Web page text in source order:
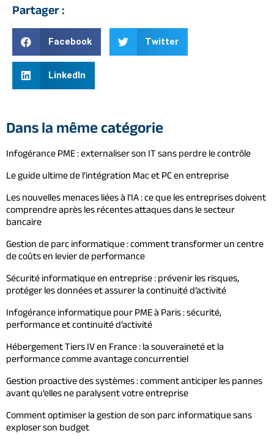
Partager :
Facebook Twitter
LinkedIn
Dans la même catégorie
Infogérance PME : externaliser son IT sans perdre le contrôle
Le guide ultime de l’intégration Mac et PC en entreprise
Les nouvelles menaces liées à l’IA : ce que les entreprises doivent
comprendre après les récentes attaques dans le secteur
bancaire
Gestion de parc informatique : comment transformer un centre
de coûts en levier de performance
Sécurité informatique en entreprise : prévenir les risques,
protéger les données et assurer la continuité d’activité
Infogérance informatique pour PME à Paris : sécurité,
performance et continuité d’activité
Hébergement Tiers IV en France : la souveraineté et la
performance comme avantage concurrentiel
Gestion proactive des systèmes : comment anticiper les pannes
avant qu’elles ne paralysent votre entreprise
Comment optimiser la gestion de son parc informatique sans
exploser son budget